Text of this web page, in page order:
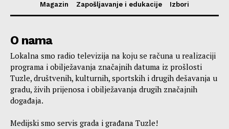
Magazin
Zapošljavanje i edukacije Izbori
O nama
Lokalna smo radio televizija na koju se računa u realizaciji
programa i obilježavanja značajnih datuma iz prošlosti
Tuzle, društvenih, kulturnih, sportskih i drugih dešavanja u
gradu, živih prijenosa i obilježavanja drugih značajnih
događaja.
Medijski smo servis grada i građana Tuzle!